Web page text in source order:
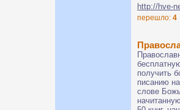
http://hve-
перешло: 4
получить
писанию
слове